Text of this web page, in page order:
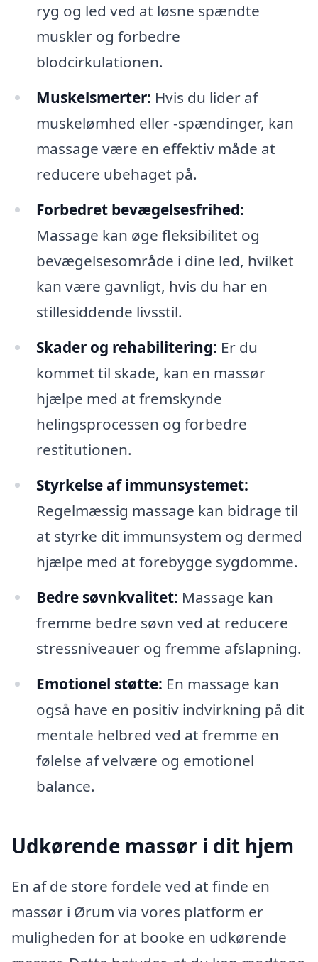
ryg og led ved at løsne spændte
muskler og forbedre
blodcirkulationen.
Muskelsmerter: Hvis du lider af
muskelømhed eller -spændinger, kan
massage være en effektiv måde at
reducere ubehaget på.
Forbedret bevægelsesfrihed:
Massage kan øge fleksibilitet og
bevægelsesområde i dine led, hvilket
kan være gavnligt, hvis du har en
stillesiddende livsstil.
Skader og rehabilitering: Er du
kommet til skade, kan en massør
hjælpe med at fremskynde
helingsprocessen og forbedre
restitutionen.
Styrkelse af immunsystemet:
Regelmæssig massage kan bidrage til
at styrke dit immunsystem og dermed
hjælpe med at forebygge sygdomme.
Bedre søvnkvalitet: Massage kan
fremme bedre søvn ved at reducere
stressniveauer og fremme afslapning.
Emotionel støtte: En massage kan
også have en positiv indvirkning på dit
mentale helbred ved at fremme en
følelse af velvære og emotionel
balance.
Udkørende massør i dit hjem
En af de store fordele ved at finde en
massør i Ørum via vores platform er
muligheden for at booke en udkørende